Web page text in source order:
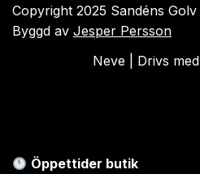
Copyright 2025 Sandéns Golv
Byggd av Jesper Persson
Neve | Drivs med
Öppettider butik